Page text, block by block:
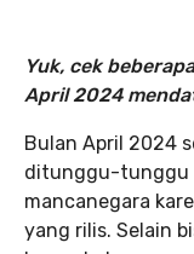
Yuk, cek
April 2024
Bulan April 2024
ditunggu-tunggu
mancanegara
yang rilis. Selain